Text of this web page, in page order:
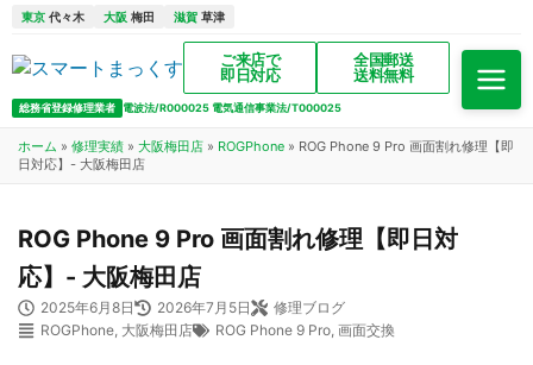
東京 代々木 大阪 梅田 滋賀 草津
ご来店で
即日対応
全国郵送
送料無料
総務省登録修理業者 電波法/R000025 電気通信事業法/T000025
ホーム » 修理実績 » 大阪梅田店 » ROGPhone » ROG Phone 9 Pro 画面割れ修理【即
日対応】- 大阪梅田店
ROG Phone 9 Pro 画面割れ修理【即日対
応】- 大阪梅田店
2025年6月8日 2026年7月5日
修理ブログ
ROGPhone, 大阪梅田店 ROG Phone 9 Pro, 画面交換